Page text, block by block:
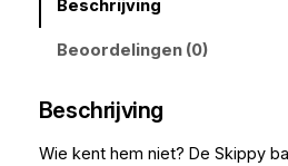
Beschrijving
Beoordelingen (0)
Beschrijving
Wie kent hem niet? De Skippy